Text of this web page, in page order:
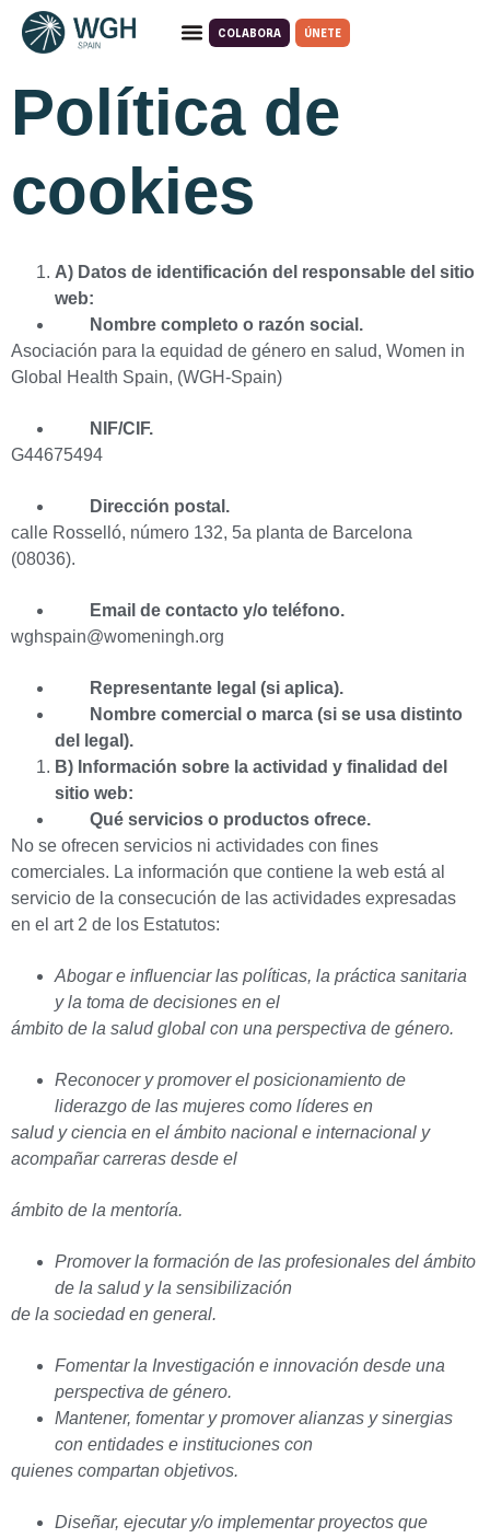
COLABORA ÚNETE
Política de
cookies
A) Datos de identificación del responsable del sitio
web:
Nombre completo o razón social.
Asociación para la equidad de género en salud, Women in
Global Health Spain, (WGH-Spain)
NIF/CIF.
G44675494
Dirección postal.
calle Rosselló, número 132, 5a planta de Barcelona
(08036).
Email de contacto y/o teléfono.
wghspain@womeningh.org
Representante legal (si aplica).
Nombre comercial o marca (si se usa distinto
del legal).
B) Información sobre la actividad y finalidad del
sitio web:
Qué servicios o productos ofrece.
No se ofrecen servicios ni actividades con fines
comerciales. La información que contiene la web está al
servicio de la consecución de las actividades expresadas
en el art 2 de los Estatutos:
Abogar e influenciar las políticas, la práctica sanitaria
y la toma de decisiones en el
ámbito de la salud global con una perspectiva de género.
Reconocer y promover el posicionamiento de
liderazgo de las mujeres como líderes en
salud y ciencia en el ámbito nacional e internacional y
acompañar carreras desde el
ámbito de la mentoría.
Promover la formación de las profesionales del ámbito
de la salud y la sensibilización
de la sociedad en general.
Fomentar la Investigación e innovación desde una
perspectiva de género.
Mantener, fomentar y promover alianzas y sinergias
con entidades e instituciones con
quienes compartan objetivos.
Diseñar, ejecutar y/o implementar proyectos que